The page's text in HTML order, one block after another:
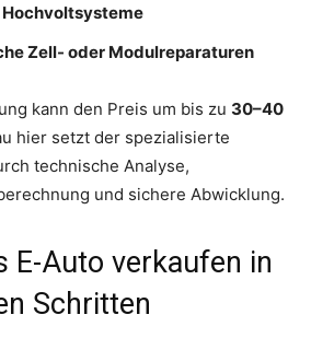
Zell- oder Modulreparaturen
kann den Preis um bis zu 30–40
hier setzt der spezialisierte
technische Analyse,
und sichere Abwicklung.
E-Auto verkaufen in
Schritten